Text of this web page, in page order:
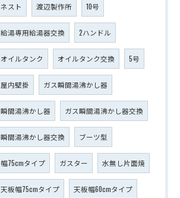
ネスト 渡辺製作所 10号
給湯専用給湯器交換 2ハンドル
オイルタンク オイルタンク交換 5号
屋内壁掛 ガス瞬間湯沸かし器
瞬間湯沸かし器 ガス瞬間湯沸かし器交換
瞬間湯沸かし器交換 ブーツ型
幅75cmタイプ ガスター 水無し片面焼
天板幅75cmタイプ 天板幅60cmタイプ